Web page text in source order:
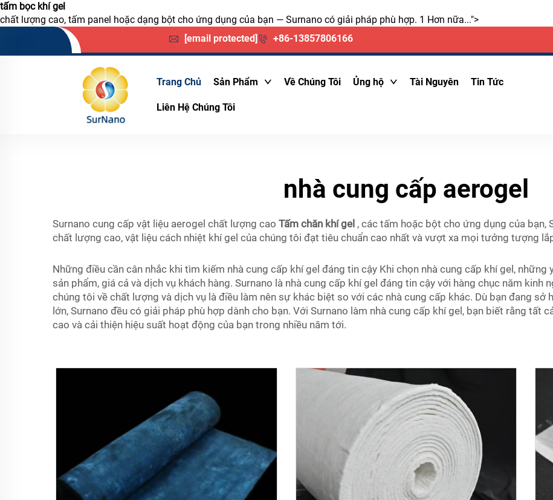
tấm bọc khí gel
chất lượng cao, tấm panel hoặc dạng bột cho ứng dụng của bạn — Surnano có giải pháp phù hợp. 1 Hơn nữa...">
[email protected]
+86-13857806166
Trang Chủ Sản Phẩm Về Chúng Tôi Ủng hộ Tài Nguyên Tin Tức
Liên Hệ Chúng Tôi
nhà cung cấp aerogel
Surnano cung cấp vật liệu aerogel chất lượng cao Tấm chăn khí gel , các tấm hoặc bột cho ứng dụng của bạn,
chất lượng cao, vật liệu cách nhiệt khí gel của chúng tôi đạt tiêu chuẩn cao nhất và vượt xa mọi tưởng tượng
Những điều cần cân nhắc khi tìm kiếm nhà cung cấp khí gel đáng tin cậy Khi chọn nhà cung cấp khí gel,
sản phẩm, giá cả và dịch vụ khách hàng. Surnano là nhà cung cấp khí gel đáng tin cậy với hàng chục năm kinh
chúng tôi về chất lượng và dịch vụ là điều làm nên sự khác biệt so với các nhà cung cấp khác. Dù bạn đang
lớn, Surnano đều có giải pháp phù hợp dành cho bạn. Với Surnano làm nhà cung cấp khí gel, bạn biết rằng tất
cao và cải thiện hiệu suất hoạt động của bạn trong nhiều năm tới.